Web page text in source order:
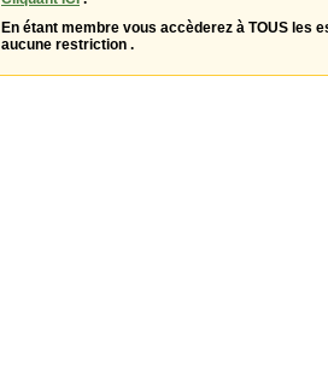
En étant membre vous accèderez à TOUS les
aucune restriction .